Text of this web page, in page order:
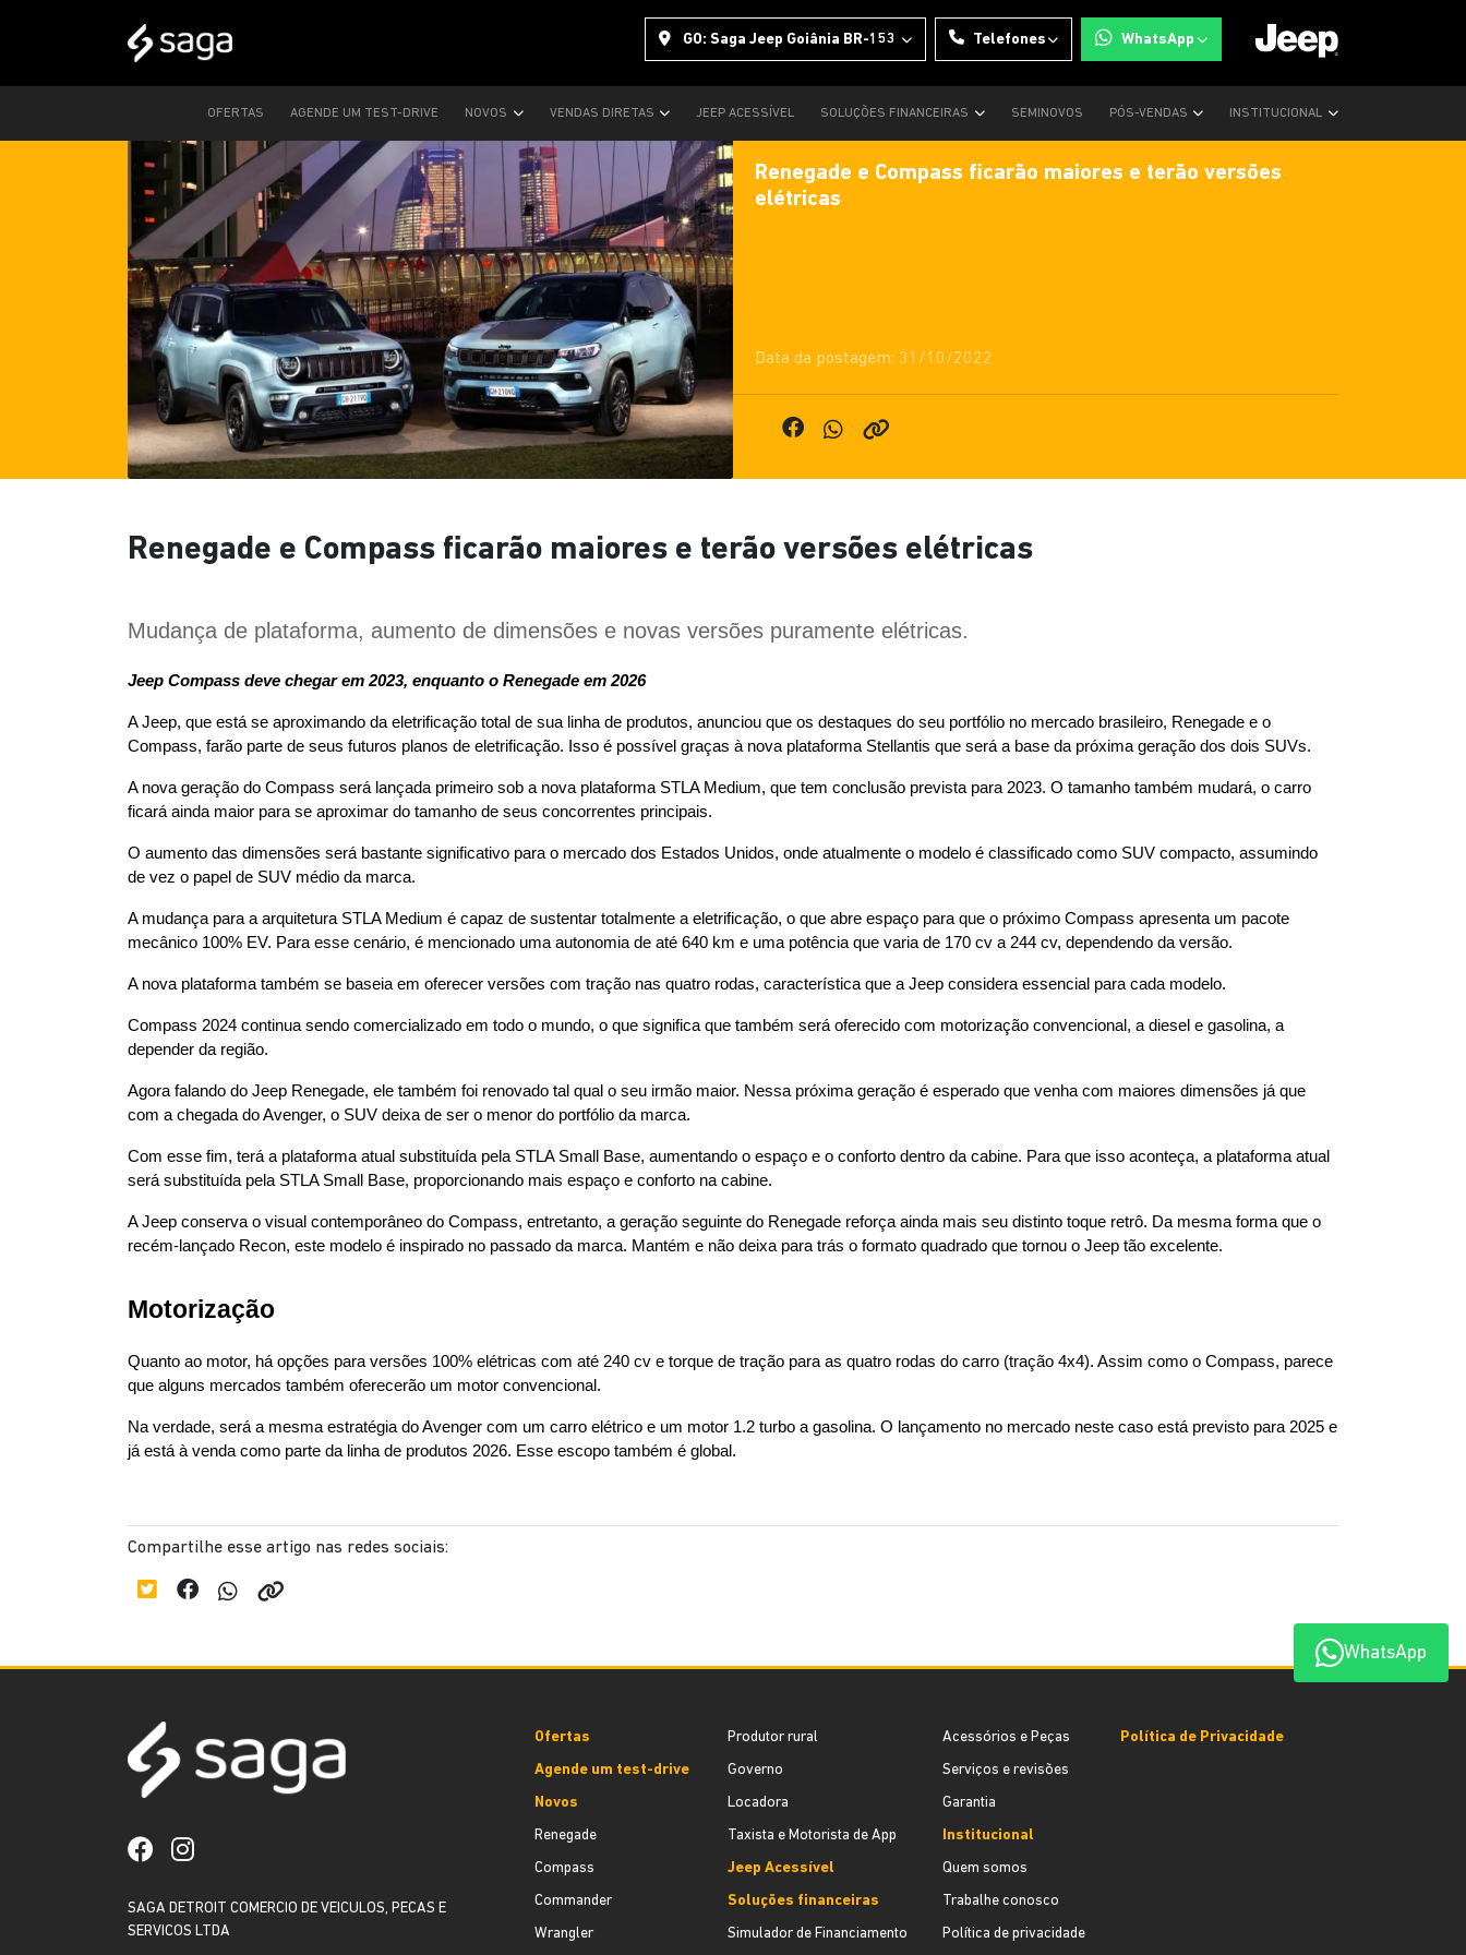
GO: Saga Jeep Goiânia BR-153 Telefones WhatsApp
OFERTAS AGENDE UM TEST-DRIVE NOVOS VENDAS DIRETAS JEEP ACESSÍVEL SOLUÇÕES FINANCEIRAS SEMINOVOS PÓS-VENDAS INSTITUCIONAL
Renegade e Compass ficarão maiores e terão versões
elétricas
Data da postagem: 31/10/2022
Renegade e Compass ficarão maiores e terão versões elétricas
Mudança de plataforma, aumento de dimensões e novas versões puramente elétricas.
Jeep Compass deve chegar em 2023, enquanto o Renegade em 2026
A Jeep, que está se aproximando da eletrificação total de sua linha de produtos, anunciou que os destaques do seu portfólio no mercado brasileiro, Renegade e o
Compass, farão parte de seus futuros planos de eletrificação. Isso é possível graças à nova plataforma Stellantis que será a base da próxima geração dos dois SUVs.
A nova geração do Compass será lançada primeiro sob a nova plataforma STLA Medium, que tem conclusão prevista para 2023. O tamanho também mudará, o carro
ficará ainda maior para se aproximar do tamanho de seus concorrentes principais.
O aumento das dimensões será bastante significativo para o mercado dos Estados Unidos, onde atualmente o modelo é classificado como SUV compacto, assumindo
de vez o papel de SUV médio da marca.
A mudança para a arquitetura STLA Medium é capaz de sustentar totalmente a eletrificação, o que abre espaço para que o próximo Compass apresenta um pacote
mecânico 100% EV. Para esse cenário, é mencionado uma autonomia de até 640 km e uma potência que varia de 170 cv a 244 cv, dependendo da versão.
A nova plataforma também se baseia em oferecer versões com tração nas quatro rodas, característica que a Jeep considera essencial para cada modelo.
Compass 2024 continua sendo comercializado em todo o mundo, o que significa que também será oferecido com motorização convencional, a diesel e gasolina, a
depender da região.
Agora falando do Jeep Renegade, ele também foi renovado tal qual o seu irmão maior. Nessa próxima geração é esperado que venha com maiores dimensões já que
com a chegada do Avenger, o SUV deixa de ser o menor do portfólio da marca.
Com esse fim, terá a plataforma atual substituída pela STLA Small Base, aumentando o espaço e o conforto dentro da cabine. Para que isso aconteça, a plataforma atual
será substituída pela STLA Small Base, proporcionando mais espaço e conforto na cabine.
A Jeep conserva o visual contemporâneo do Compass, entretanto, a geração seguinte do Renegade reforça ainda mais seu distinto toque retrô. Da mesma forma que o
recém-lançado Recon, este modelo é inspirado no passado da marca. Mantém e não deixa para trás o formato quadrado que tornou o Jeep tão excelente.
Motorização
Quanto ao motor, há opções para versões 100% elétricas com até 240 cv e torque de tração para as quatro rodas do carro (tração 4x4). Assim como o Compass, parece
que alguns mercados também oferecerão um motor convencional.
Na verdade, será a mesma estratégia do Avenger com um carro elétrico e um motor 1.2 turbo a gasolina. O lançamento no mercado neste caso está previsto para 2025 e
já está à venda como parte da linha de produtos 2026. Esse escopo também é global.
Compartilhe esse artigo nas redes sociais:
WhatsApp
SAGA DETROIT COMERCIO DE VEICULOS, PECAS E
SERVICOS LTDA
Ofertas
Agende um test-drive
Novos
Renegade
Compass
Commander
Wrangler
Produtor rural
Governo
Locadora
Taxista e Motorista de App
Jeep Acessível
Soluções financeiras
Simulador de Financiamento
Acessórios e Peças
Serviços e revisões
Garantia
Institucional
Quem somos
Trabalhe conosco
Política de privacidade
Política de Privacidade